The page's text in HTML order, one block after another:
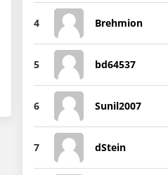
4 Brehmion
5 bd64537
6 Sunil2007
7 dStein